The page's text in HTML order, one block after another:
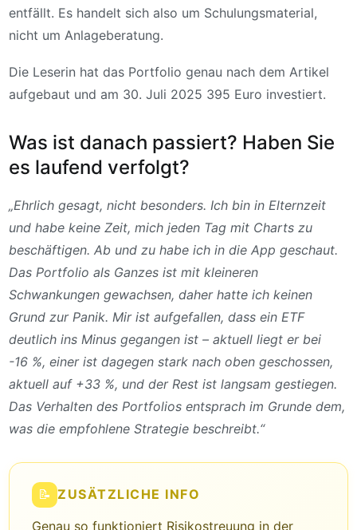
entfällt. Es handelt sich also um Schulungsmaterial,
nicht um Anlageberatung.
Die Leserin hat das Portfolio genau nach dem Artikel
aufgebaut und am 30. Juli 2025 395 Euro investiert.
Was ist danach passiert? Haben Sie
es laufend verfolgt?
„Ehrlich gesagt, nicht besonders. Ich bin in Elternzeit
und habe keine Zeit, mich jeden Tag mit Charts zu
beschäftigen. Ab und zu habe ich in die App geschaut.
Das Portfolio als Ganzes ist mit kleineren
Schwankungen gewachsen, daher hatte ich keinen
Grund zur Panik. Mir ist aufgefallen, dass ein ETF
deutlich ins Minus gegangen ist – aktuell liegt er bei
-16 %, einer ist dagegen stark nach oben geschossen,
aktuell auf +33 %, und der Rest ist langsam gestiegen.
Das Verhalten des Portfolios entsprach im Grunde dem,
was die empfohlene Strategie beschreibt.“
📝 ZUSÄTZLICHE INFO
Genau so funktioniert Risikostreuung in der